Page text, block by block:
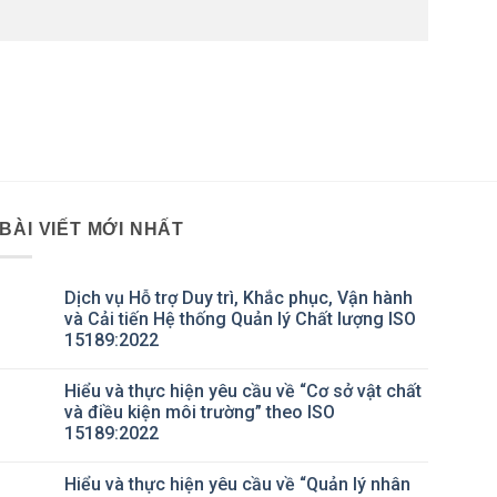
BÀI VIẾT MỚI NHẤT
Dịch vụ Hỗ trợ Duy trì, Khắc phục, Vận hành
và Cải tiến Hệ thống Quản lý Chất lượng ISO
15189:2022
bình
luận
ở
Dịch
trợ
Duy
Hiểu và thực hiện yêu cầu về “Cơ sở vật chất
và điều kiện môi trường” theo ISO
15189:2022
bình
Hiểu và thực hiện yêu cầu về “Quản lý nhân